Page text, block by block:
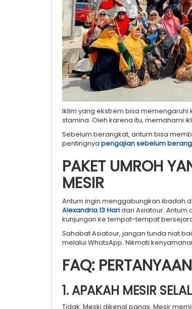
Iklim yang ekstrem bisa
stamina. Oleh karena itu, memahami
Sebelum berangkat, antum bisa
pentingnya pengajian sebelum
PAKET UMROH
MESIR
Antum ingin menggabungkan ibadah
Alexandria 13 Haridari Asiatour.
kunjungan ke tempat-tempat
Sahabat Asiatour, jangan tunda niat
melalui WhatsApp. Nikmati
FAQ:
1. APAKAH MESIR
Tidak. Meski dikenal panas, Mesir